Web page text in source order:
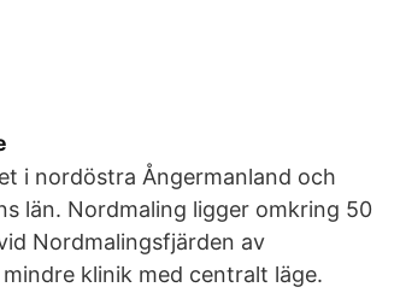
i nordöstra Ångermanland och
län. Nordmaling ligger omkring 50
Nordmalingsfjärden av
klinik med centralt läge.